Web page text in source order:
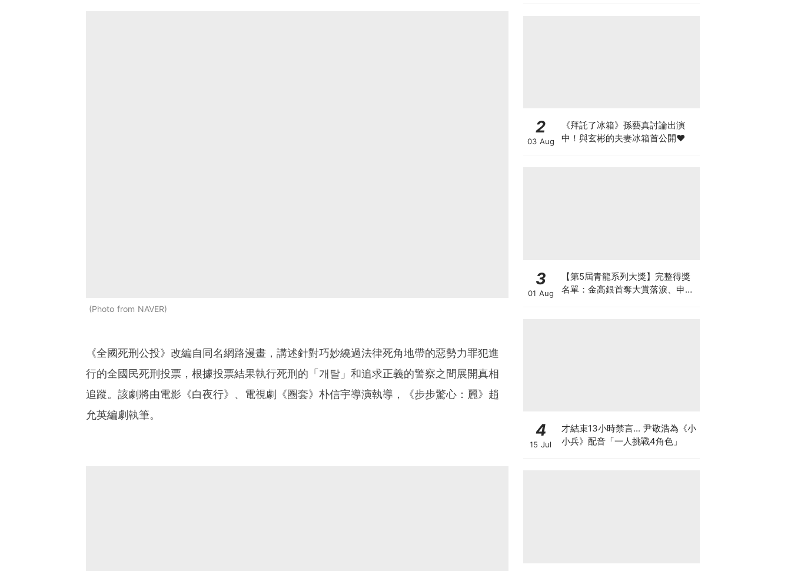
Photo from NAVER
《全國死刑公投》改編自同名網路漫畫，講述針對巧妙繞過法律死角地帶的惡勢力罪犯進
行的全國民死刑投票，根據投票結果執行死刑的「개탈」和追求正義的警察之間展開真相
追蹤。該劇將由電影《白夜行》、電視劇《圈套》朴信宇導演執導，《步步驚心：麗》趙
允英編劇執筆。
2
03 Aug
《拜託了冰箱》孫藝真討論出演
中！與玄彬的夫妻冰箱首公開♥
3
01 Aug
【第5屆青龍系列大獎】完整得獎
名單：金高銀首奪大賞落淚、申惠
4
15 Jul
才結束13小時禁言... 尹敬浩為《小
小兵》配音「一人挑戰4角色」